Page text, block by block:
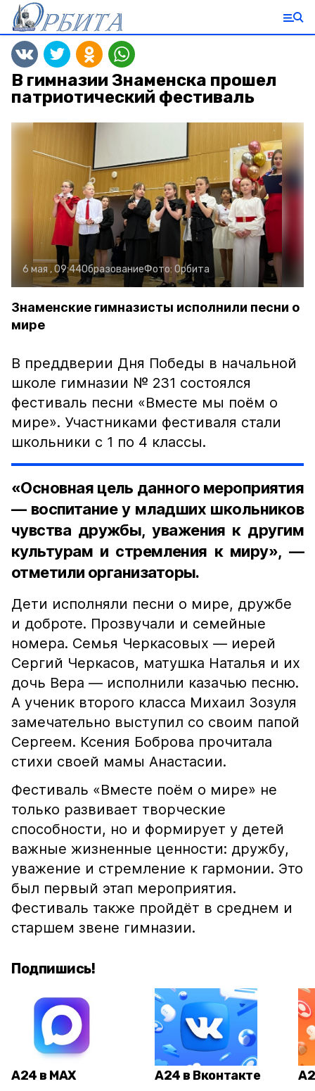
В гимназии Знаменска прошел
патриотический фестиваль
6 мая , 09:44ОбразованиеФото: Орбита
Знаменские гимназисты исполнили песни о
мире
В преддверии Дня Победы в начальной
школе гимназии № 231 состоялся
фестиваль песни «Вместе мы поём о
мире». Участниками фестиваля стали
школьники с 1 по 4 классы.
«Основная цель данного мероприятия
— воспитание у младших школьников
чувства дружбы, уважения к другим
культурам и стремления к миру», —
отметили организаторы.
Дети исполняли песни о мире, дружбе
и доброте. Прозвучали и семейные
номера. Семья Черкасовых — иерей
Сергий Черкасов, матушка Наталья и их
дочь Вера — исполнили казачью песню.
А ученик второго класса Михаил Зозуля
замечательно выступил со своим папой
Сергеем. Ксения Боброва прочитала
стихи своей мамы Анастасии.
Фестиваль «Вместе поём о мире» не
только развивает творческие
способности, но и формирует у детей
важные жизненные ценности: дружбу,
уважение и стремление к гармонии. Это
был первый этап мероприятия.
Фестиваль также пройдёт в среднем и
старшем звене гимназии.
Подпишись!
А24 в MAX А24 в Вконтакте